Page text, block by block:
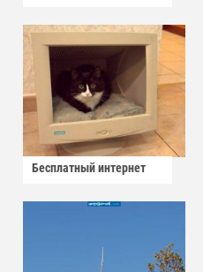
Бесплатный интернет